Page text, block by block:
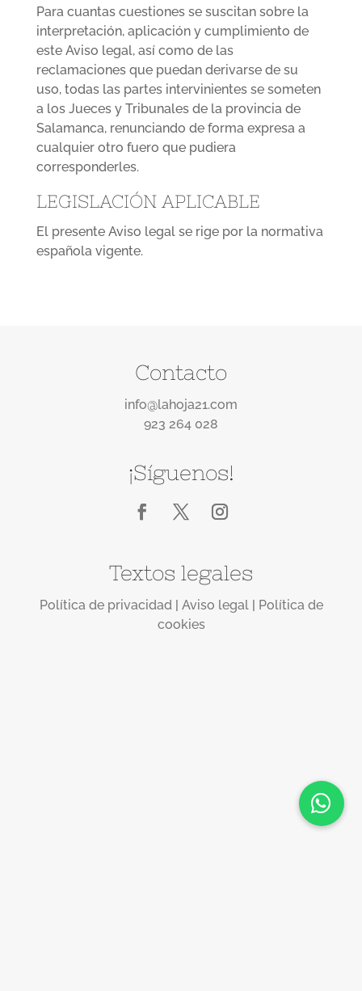
Para cuantas cuestiones se suscitan sobre la
interpretación, aplicación y cumplimiento de
este Aviso legal, así como de las
reclamaciones que puedan derivarse de su
uso, todas las partes intervinientes se someten
a los Jueces y Tribunales de la provincia de
Salamanca, renunciando de forma expresa a
cualquier otro fuero que pudiera
corresponderles.
LEGISLACIÓN APLICABLE
El presente Aviso legal se rige por la normativa
española vigente.
Contacto
info@lahoja21.com
923 264 028
¡Síguenos!
Textos legales
Política de privacidad| Aviso legal| Política de
cookies